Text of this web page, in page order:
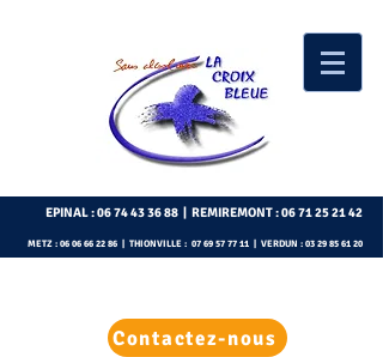
Contactez-nous
EPINAL :06 74 43 36 88 | REMIREMONT :06 71 25 21 42
METZ : 06 06 66 22 86| THIONVILLE : 07 69 57 77 11| VERDUN : 03 29 85 61 20